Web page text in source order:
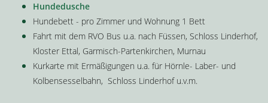
Hundedusche
Hundebett - pro Zimmer und Wohnung 1 Bett
Fahrt mit dem RVO Bus u.a. nach Füssen, Schloss Linderhof,
Kloster Ettal, Garmisch-Partenkirchen, Murnau
Kurkarte mit Ermäßigungen u.a. für Hörnle- Laber- und
Kolbensesselbahn, Schloss Linderhof u.v.m.